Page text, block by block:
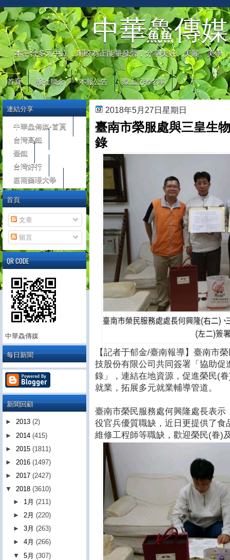
中華鱻傳媒
本平台多元中立，期盼為正能量發聲，分享美好、美麗、美學
首頁 報社簡介 本報公告 線上記者名單
2018年5月27日星期日
臺南市榮服處與三皇生
錄
【記者于郁金/臺南報導】臺南市
技股份有限公司共同簽署「協助
錄」，連結在地資源，促進榮民(
就業，拓展多元就業輔導管道。
臺南市榮民服務處何興隆處長表
役官兵優質職缺，近日更提供了
維修工程師等職缺，歡迎榮民(眷)
連結分享
中華鱻傳媒-首頁
台灣高鐵
臺鐵
台灣好行
嘉南藥理大學
首頁
文章
留言
QR CODE
中華鱻傳媒
每日新聞
新聞回顧
► 2013 (2)
► 2014 (415)
► 2015 (1811)
► 2016 (1497)
► 2017 (2427)
▼ 2018 (3610)
► 1月(211)
► 2月(220)
►3月(263)
►4月(266)
▼5月(307)